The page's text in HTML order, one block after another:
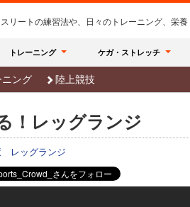
リートの練習法や、日々のトレーニング、栄
トレーニング ケガ・ストレッチ
ニング 陸上競技
！レッグランジ
レッグランジ